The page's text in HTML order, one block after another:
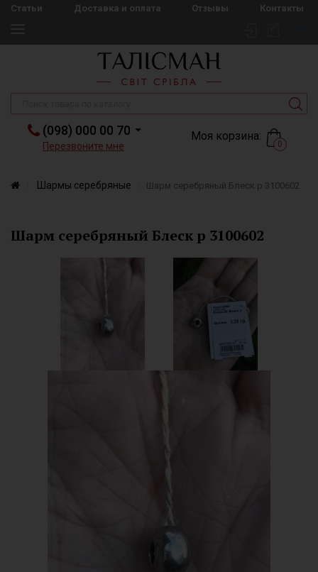
Статьи Доставка и оплата Отзывы Контакты
(098) 000 00 70
Перезвоните мне
Моя корзина:
0
Шармы серебряные Шарм серебряный Блеск р 3100602
Шарм серебряный Блеск р 3100602